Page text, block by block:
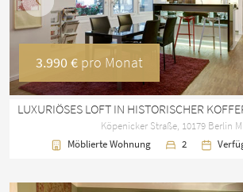
Vorherige
3.990 € pro Monat
Köpenicker Straße, 10179 Berlin
Möblierte Wohnung
2